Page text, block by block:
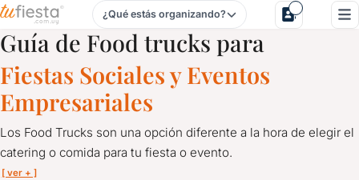
Food trucks para Fiestas y Eventos en Montevideo
¿Qué estás organizando?
Guía de Food trucks para
Fiestas Sociales y Eventos
Empresariales
Los Food Trucks son una opción diferente a la hora de elegir el
catering o comida para tu fiesta o evento.
[ ver + ]